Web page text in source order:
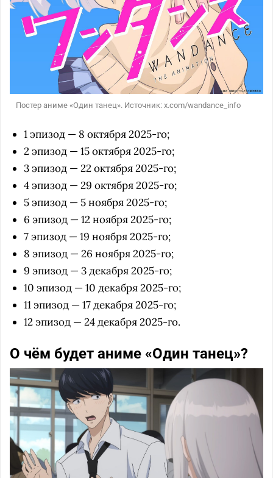
Постер аниме «Один танец». Источник: x.com/wandance_info
1 эпизод — 8 октября 2025-го;
2 эпизод — 15 октября 2025-го;
3 эпизод — 22 октября 2025-го;
4 эпизод — 29 октября 2025-го;
5 эпизод — 5 ноября 2025-го;
6 эпизод — 12 ноября 2025-го;
7 эпизод — 19 ноября 2025-го;
8 эпизод — 26 ноября 2025-го;
9 эпизод — 3 декабря 2025-го;
10 эпизод — 10 декабря 2025-го;
11 эпизод — 17 декабря 2025-го;
12 эпизод — 24 декабря 2025-го.
О чём будет аниме «Один танец»?